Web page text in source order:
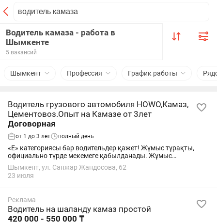
Водитель камаза - работа в
Шымкенте
5 вакансий
Шымкент Профессия График работы
Водитель грузового автомобиля HOWO,Камаз,
Цементовоз.Опыт на Камазе от 3лет
Договорная
от 1 до 3 лет полный день
«Е» категориясы бар водительдер қажет! Жұмыс тұрақты,
официально түрде мекемеге қабылданады. Жұмыс
мүмкіндіктері: 1. Scania фурасы (2001 ж., 105 м3) және
Рефрижератор (тягач Камаз) Жұмыс орны:...
Шымкент, ул. Санжар Жандосова, 62
23 июля
Реклама
Водитель на шаланду камаз простой
420 000 - 550 000 ₸